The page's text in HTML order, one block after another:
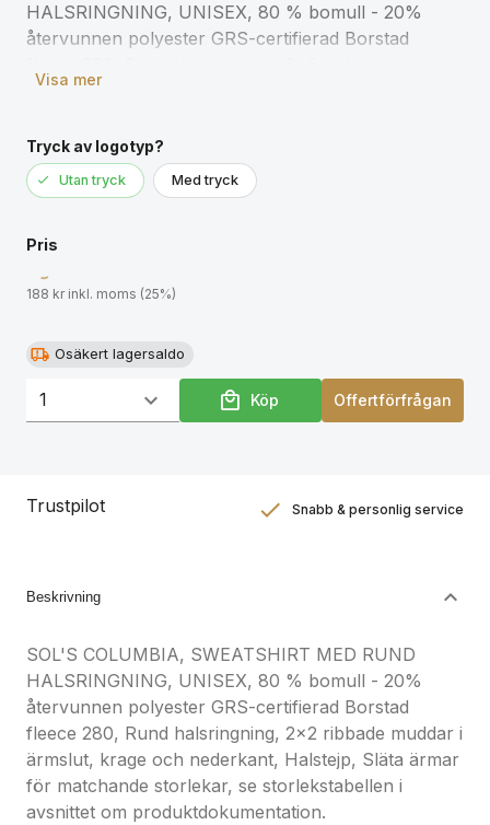
HALSRINGNING, UNISEX, 80 % bomull - 20%
återvunnen polyester GRS-certifierad Borstad
ärmslut, krage och nederkant, Halstejp, Släta ärmar
avsnittet om produktdokumentation.
Visa mer
Tryck av logotyp?
Utan tryck Med tryck
Pris
188 kr inkl. moms (25%)
Osäkert lagersaldo
Köp Offertförfrågan
Trustpilot Snabb & personlig service
Beskrivning
SOL'S COLUMBIA, SWEATSHIRT MED RUND
HALSRINGNING, UNISEX, 80 % bomull - 20%
återvunnen polyester GRS-certifierad Borstad
fleece 280, Rund halsringning, 2x2 ribbade muddar i
ärmslut, krage och nederkant, Halstejp, Släta ärmar
för matchande storlekar, se storlekstabellen i
avsnittet om produktdokumentation.